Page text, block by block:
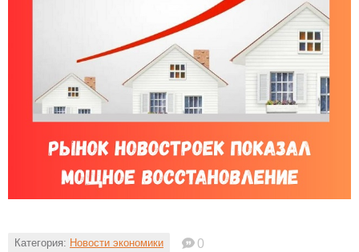
0
Категория: Новости экономики